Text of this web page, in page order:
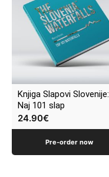
Knjiga Slapovi Slovenije:
Naj 101 slap
24.90€
Pre-order now